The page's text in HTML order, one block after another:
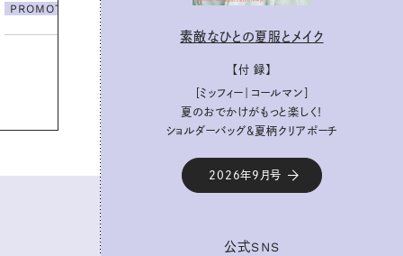
PROMOTION
素敵なひとの夏服とメイク
【付 録】
［ミッフィー｜コールマン］
夏のおでかけがもっと楽しく！
ショルダーバッグ&夏柄クリアポーチ
2026年9月号
公式SNS